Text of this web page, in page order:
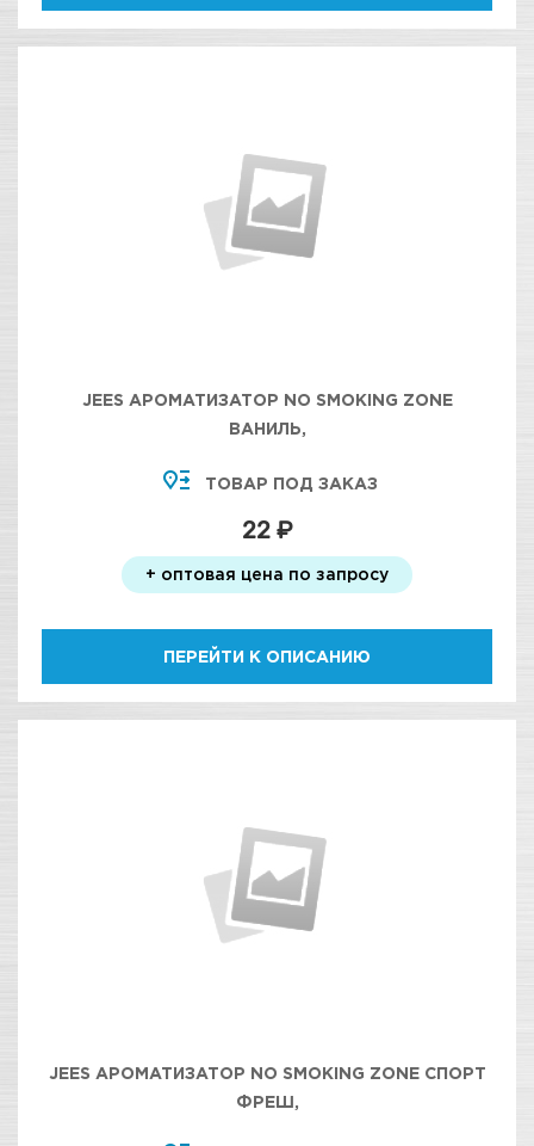
JEES АРОМАТИЗАТОР NO SMOKING ZONE
ВАНИЛЬ,
ТОВАР ПОД ЗАКАЗ
22 ₽
+ оптовая цена по запросу
ПЕРЕЙТИ К ОПИСАНИЮ
JEES АРОМАТИЗАТОР NO SMOKING ZONE СПОРТ
ФРЕШ,